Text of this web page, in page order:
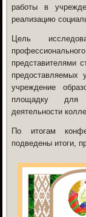
работы в
реализацию
Цель
представителями
предоставляемых
учреждение
площадку для
деятельности
По итогам
подведены итоги,